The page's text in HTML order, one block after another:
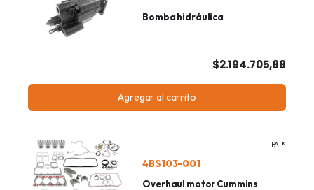
Bomba hidráulica
$2.194.705,88
Agregar al carrito
PAI®
4BS103-001
Overhaul motor Cummins